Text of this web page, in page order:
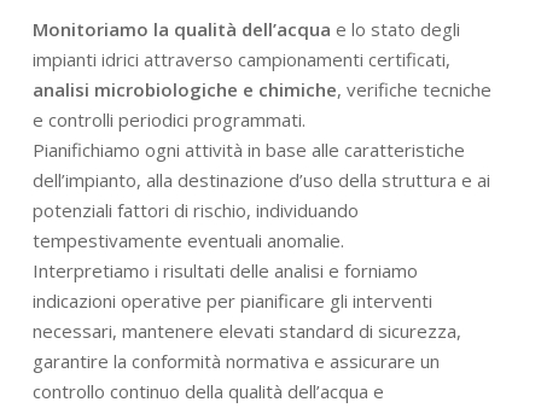
Monitoriamo la qualità dell’acqua e lo stato degli
impianti idrici attraverso campionamenti certificati,
analisi microbiologiche e chimiche, verifiche tecniche
e controlli periodici programmati.
Pianifichiamo ogni attività in base alle caratteristiche
dell’impianto, alla destinazione d’uso della struttura e ai
potenziali fattori di rischio, individuando
tempestivamente eventuali anomalie.
Interpretiamo i risultati delle analisi e forniamo
indicazioni operative per pianificare gli interventi
necessari, mantenere elevati standard di sicurezza,
garantire la conformità normativa e assicurare un
controllo continuo della qualità dell’acqua e